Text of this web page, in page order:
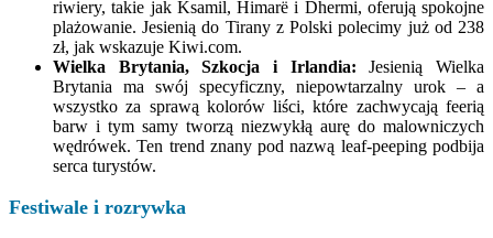
riwiery, takie jak Ksamil, Himarë i Dhermi, oferują spokojne
plażowanie. Jesienią do Tirany z Polski polecimy już od 238
zł, jak wskazuje Kiwi.com.
Wielka Brytania, Szkocja i Irlandia: Jesienią Wielka
Brytania ma swój specyficzny, niepowtarzalny urok – a
wszystko za sprawą kolorów liści, które zachwycają feerią
barw i tym samy tworzą niezwykłą aurę do malowniczych
wędrówek. Ten trend znany pod nazwą leaf-peeping podbija
serca turystów.
Festiwale i rozrywka